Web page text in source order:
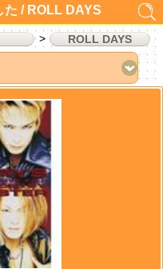
た / ROLL DAYS
ROLL DAYS